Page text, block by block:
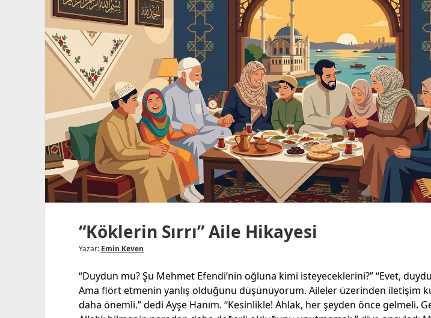
“Köklerin Sırrı” Aile Hikayesi
Yazar: Emin Keven
“Duydun mu? Şu Mehmet Efendi’nin oğluna kimi isteyeceklerini?” “Evet,
Ama flört etmenin yanlış olduğunu düşünüyorum. Aileler üzerinden iletişim
daha önemli.” dedi Ayşe Hanım. “Kesinlikle! Ahlak, her şeyden önce gelmeli.